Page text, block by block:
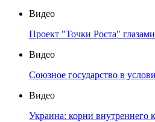
Видео
Проект "Точки Роста"
Видео
Союзное государство в
Видео
Украина: корни внутреннего